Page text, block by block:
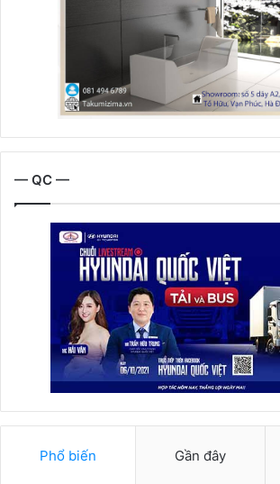
— QC —
Phổ biến Gần đây